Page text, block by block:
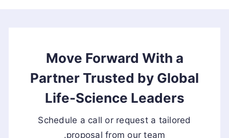
Move Forward With a
Partner Trusted by Global
Life-Science Leaders
Schedule a call or request a tailored
proposal from our team.